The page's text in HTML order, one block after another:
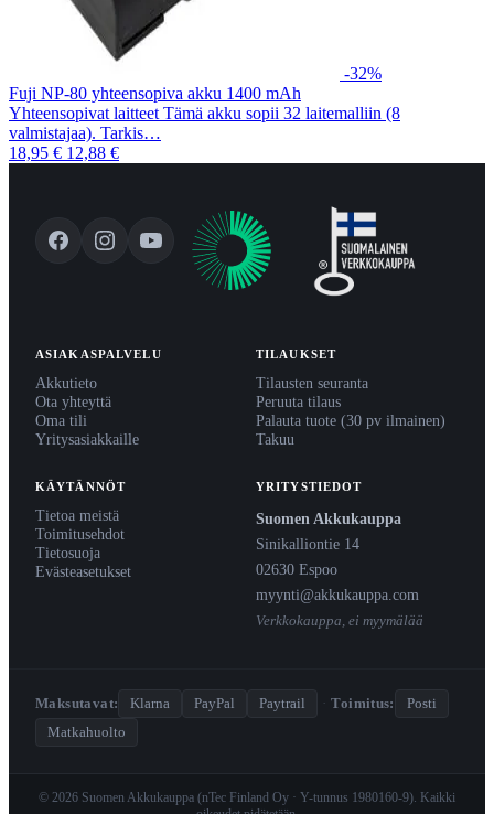
-32%
Fuji NP-80 yhteensopiva akku 1400 mAh
Yhteensopivat laitteet Tämä akku sopii 32 laitemalliin (8
valmistajaa). Tarkis…
18,95 € 12,88 €
ASIAKASPALVELU
Akkutieto
Ota yhteyttä
Oma tili
Yritysasiakkaille
TILAUKSET
Tilausten seuranta
Peruuta tilaus
Palauta tuote (30 pv ilmainen)
Takuu
KÄYTÄNNÖT
Tietoa meistä
Toimitusehdot
Tietosuoja
Evästeasetukset
YRITYSTIEDOT
Suomen Akkukauppa
Sinikalliontie 14
02630 Espoo
myynti@akkukauppa.com
Verkkokauppa, ei myymälää
Maksutavat: Klarna PayPal Paytrail · Toimitus:
Posti
Matkahuolto
© 2026 Suomen Akkukauppa (nTec Finland Oy · Y-tunnus 1980160-9). Kaikki